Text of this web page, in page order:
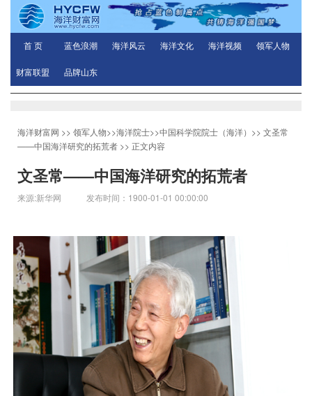
首 页 蓝色浪潮 海洋风云 海洋文化 海洋视频 领军人物
财富联盟 品牌山东
海洋财富网 >> 领军人物>>海洋院士>>中国科学院院士（海洋） >> 文圣常
——中国海洋研究的拓荒者 >> 正文内容
文圣常——中国海洋研究的拓荒者
来源:新华网 发布时间：1900-01-01 00:00:00